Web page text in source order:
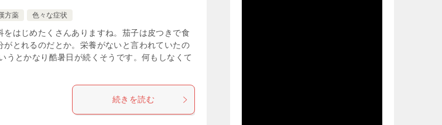
方薬 色々な症状
をはじめたくさんありますね。茄子は皮つきで食
がとれるのだとか。栄養がないと言われていたの
うとかなり酷暑日が続くそうです。何もしなくて
続きを読む